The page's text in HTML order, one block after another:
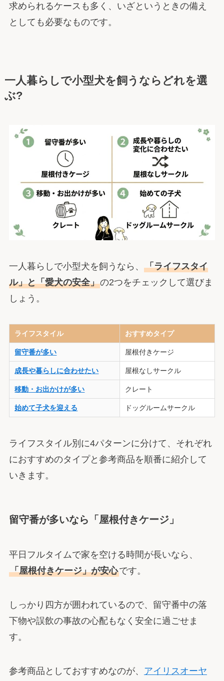
求められるケースも多く、いざというときの備え
としても必要なものです。
一人暮らしで小型犬を飼うならどれを選
ぶ?
一人暮らしで小型犬を飼うなら、 「ライフスタイ
ル」と「愛犬の安全」の2つをチェックして選びま
しょう。
ライフスタイル おすすめタイプ
留守番が多い 屋根付きケージ
成長や暮らしに合わせたい 屋根なしサークル
移動・お出かけが多い クレート
始めて子犬を迎える ドッグルームサークル
ライフスタイル別に4パターンに分けて、それぞれ
におすすめのタイプと参考商品を順番に紹介して
いきます。
留守番が多いなら「屋根付きケージ」
平日フルタイムで家を空ける時間が長いなら、
「屋根付きケージ」が安心です。
しっかり四方が囲われているので、留守番中の落
下物や誤飲の事故の心配もなく安全に過ごせま
す。
参考商品としておすすめなのが、 アイリスオーヤ